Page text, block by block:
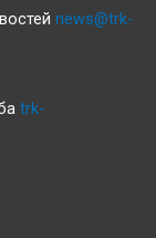
news@trk-
trk-